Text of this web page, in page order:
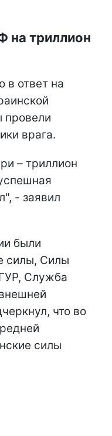
на триллион
в ответ на
провели
врага.
– триллион
- заявил
были
силы, Силы
Служба
что во
силы